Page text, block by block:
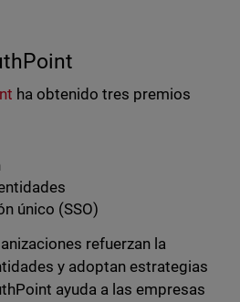
ha obtenido tres premios
único (SSO)
refuerzan la
y adoptan estrategias
ayuda a las empresas